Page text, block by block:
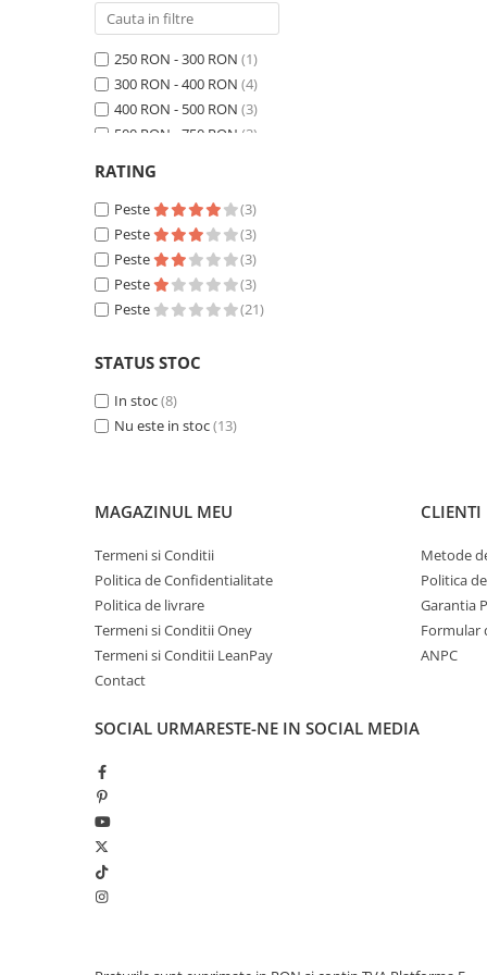
250 RON - 300 RON (1)
300 RON - 400 RON (4)
400 RON - 500 RON (3)
500 RON - 750 RON (3)
Peste 1000 RON
RATING
Peste
(3)
Peste
(3)
Peste
(3)
Peste
(3)
Peste
(21)
STATUS STOC
In stoc(8)
Nu este in stoc(13)
MAGAZINUL MEU
Termeni si Conditii
Politica de Confidentialitate
Politica de livrare
Termeni si Conditii Oney
Termeni si Conditii LeanPay
Contact
CLIENTI
Metode
Politica
Garantia
Formular
ANPC
SOCIAL URMARESTE-NE IN SOCIAL MEDIA